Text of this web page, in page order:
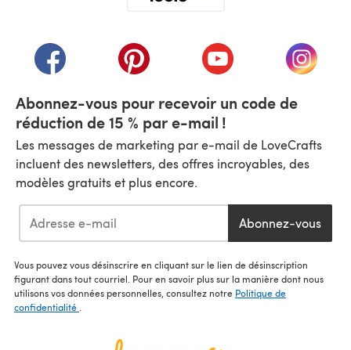
(s'ouvre dans un nouvel onglet)
(s'ouvre dans un nouvel onglet)
(s'ouvre dans un(s'ouvre
Abonnez-vous pour recevoir un code de
réduction de 15 % par e-mail !
Les messages de marketing par e-mail de LoveCrafts
incluent des newsletters, des offres incroyables, des
modèles gratuits et plus encore.
Abonnez-vous
Vous pouvez vous désinscrire en cliquant sur le lien de désinscription
figurant dans tout courriel. Pour en savoir plus sur la manière dont nous
utilisons vos données personnelles, consultez notre Politique de
confidentialité